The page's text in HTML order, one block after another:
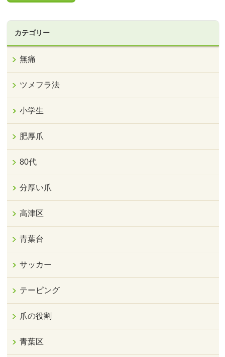
カテゴリー
無痛
ツメフラ法
小学生
肥厚爪
80代
分厚い爪
高津区
青葉台
サッカー
テーピング
爪の役割
青葉区